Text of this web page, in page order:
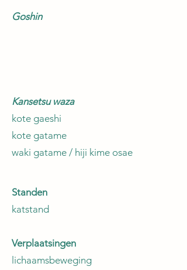
Goshin
Kansetsu waza
kote gaeshi
kote gatame
waki gatame / hiji kime osae
Standen
katstand
Verplaatsingen
lichaamsbeweging